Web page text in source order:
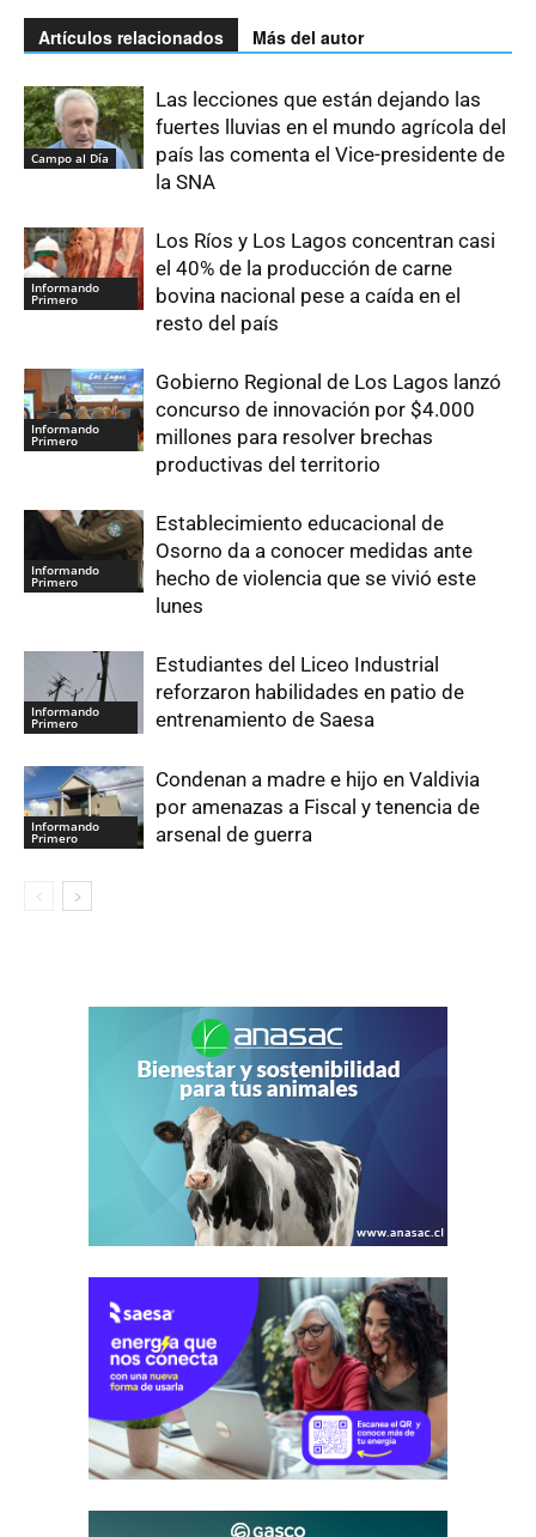
Artículos relacionados Más del autor
Campo al Día
Las lecciones que están dejando las
fuertes lluvias en el mundo agrícola del
país las comenta el Vice-presidente de
la SNA
Informando
Primero
Los Ríos y Los Lagos concentran casi
el 40% de la producción de carne
bovina nacional pese a caída en el
resto del país
Informando
Primero
Gobierno Regional de Los Lagos lanzó
concurso de innovación por $4.000
millones para resolver brechas
productivas del territorio
Informando
Primero
Establecimiento educacional de
Osorno da a conocer medidas ante
hecho de violencia que se vivió este
lunes
Informando
Primero
Estudiantes del Liceo Industrial
reforzaron habilidades en patio de
entrenamiento de Saesa
Informando
Primero
Condenan a madre e hijo en Valdivia
por amenazas a Fiscal y tenencia de
arsenal de guerra